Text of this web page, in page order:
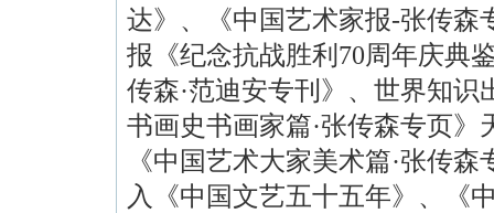
达》、《中国艺术家报-张传森
报《纪念抗战胜利 70周年庆典
传森·范迪安专刊》、世界知识
书画史书画家篇·张传森专页》
《中国艺术大家美术篇·张传
入《中国文艺五十五年》、《